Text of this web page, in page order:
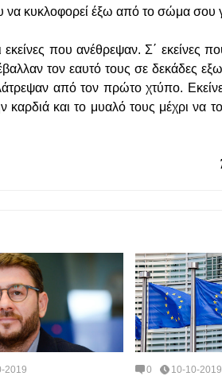
να κυκλοφορεί έξω από το σώμα σου
που ανέθρεψαν. Σ΄ εκείνες
τον εαυτό τους σε δεκάδες
από τον πρώτο χτύπο.
και το μυαλό τους μέχρι να το
2019 0 10-10-2019